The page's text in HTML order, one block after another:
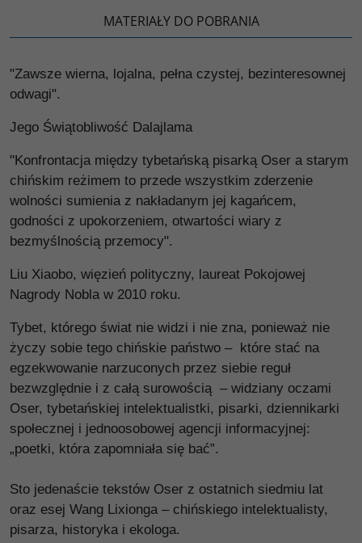
MATERIAŁY DO POBRANIA
"Zawsze wierna, lojalna, pełna czystej, bezinteresownej
odwagi".
Jego Świątobliwość Dalajlama
"Konfrontacja między tybetańską pisarką Oser a starym
chińskim reżimem to przede wszystkim zderzenie
wolności sumienia z nakładanym jej kagańcem,
godności z upokorzeniem, otwartości wiary z
bezmyślnością przemocy".
Liu Xiaobo, więzień polityczny, laureat Pokojowej
Nagrody Nobla w 2010 roku.
Tybet, którego świat nie widzi i nie zna, ponieważ nie
życzy sobie tego chińskie państwo – które stać na
egzekwowanie narzuconych przez siebie reguł
bezwzględnie i z całą surowością – widziany oczami
Oser, tybetańskiej intelektualistki, pisarki, dziennikarki
społecznej i jednoosobowej agencji informacyjnej:
„poetki, która zapomniała się bać”.
Sto jedenaście tekstów Oser z ostatnich siedmiu lat
oraz esej Wang Lixionga – chińskiego intelektualisty,
pisarza, historyka i ekologa.